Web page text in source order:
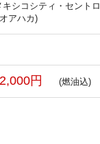
シコシティ・セント
アハカ)
円 (燃油込)